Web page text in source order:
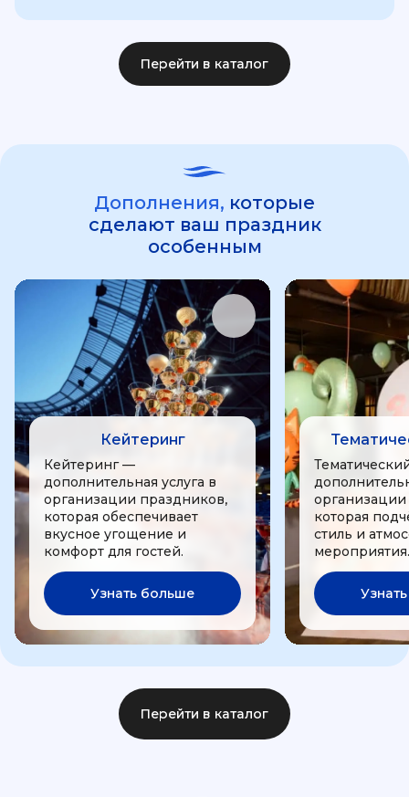
Перейти в каталог
Дополнения, которые
сделают ваш праздник
особенным
Кейтеринг
Кейтеринг —
дополнительная услуга в
организации праздников,
которая обеспечивает
вкусное угощение и
комфорт для гостей.
Узнать больше
которая
стиль и
мероприятия.
Перейти в каталог